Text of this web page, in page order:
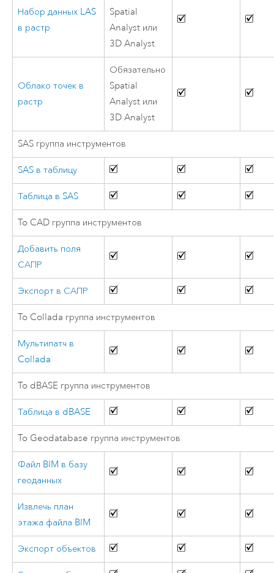
Набор данных LAS
в растр
Spatial
Analyst или
3D Analyst
Облако точек в
растр
Обязательно
Spatial
Analyst или
3D Analyst
SAS группа инструментов
SAS в таблицу
Таблица в SAS
To CAD группа инструментов
Добавить поля
САПР
Экспорт в САПР
To Collada группа инструментов
Мультипатч в
Collada
To dBASE группа инструментов
Таблица в dBASE
To Geodatabase группа инструментов
Файл BIM в базу
геоданных
Извлечь план
этажа файла BIM
Экспорт объектов